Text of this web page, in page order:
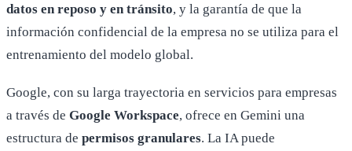
datos en reposo y en tránsito, y la garantía de que la
información confidencial de la empresa no se utiliza para el
entrenamiento del modelo global.
Google, con su larga trayectoria en servicios para empresas
a través de Google Workspace, ofrece en Gemini una
estructura de permisos granulares. La IA puede